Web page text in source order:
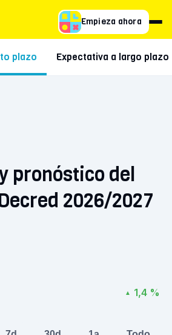
Empieza ahora
plazo Expectativa a largo plazo
pronóstico del
2026/2027
▲ 1,4 %